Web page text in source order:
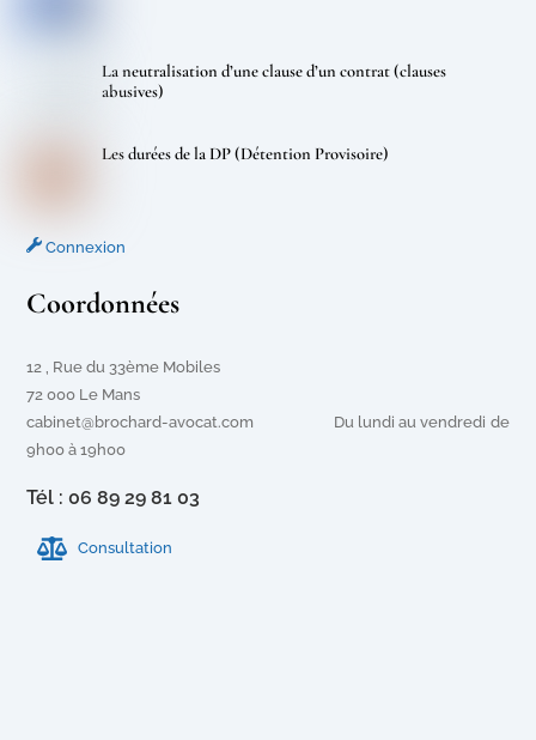
La neutralisation d’une clause d’un contrat (clauses
abusives)
Les durées de la DP (Détention Provisoire)
Connexion
Coordonnées
12 , Rue du 33ème Mobiles
72 000 Le Mans
cabinet@brochard-avocat.com Du lundi au vendredi de
9h00 à 19h00
Tél : 06 89 29 81 03
Consultation